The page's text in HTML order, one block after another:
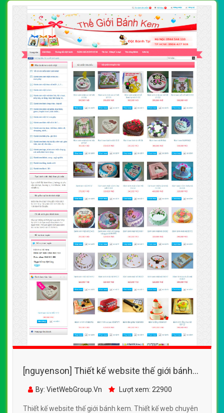
[nguyenson] Thiết kế website thế giới bánh
kem đẹp, chuyên nghiệp chuẩn SEO
By: VietWebGroup.Vn Lượt xem: 22900
Thiết kế website thế giới bánh kem. Thiết kế web chuyên